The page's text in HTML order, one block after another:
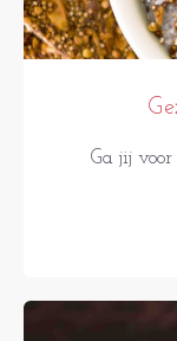
Ga jij